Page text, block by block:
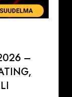
–